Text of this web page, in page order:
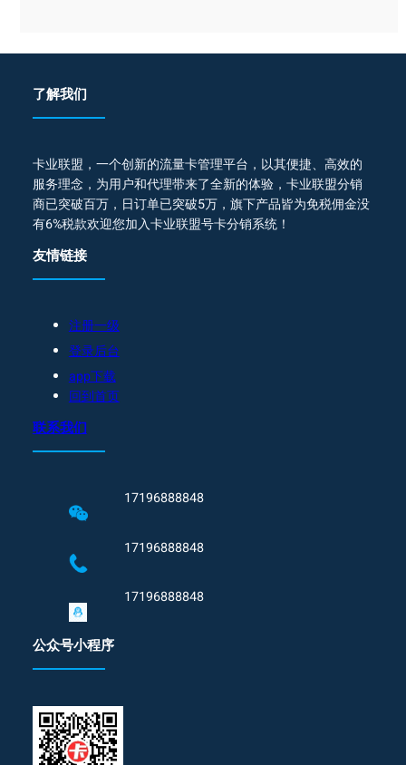
了解我们
卡业联盟，一个创新的流量卡管理平台，以其便捷、高效的
服务理念，为用户和代理带来了全新的体验，卡业联盟分销
商已突破百万，日订单已突破5万，旗下产品皆为免税佣金没
有6%税款欢迎您加入卡业联盟号卡分销系统！
友情链接
注册一级
登录后台
app下载
回到首页
联系我们
17196888848
17196888848
17196888848
公众号小程序